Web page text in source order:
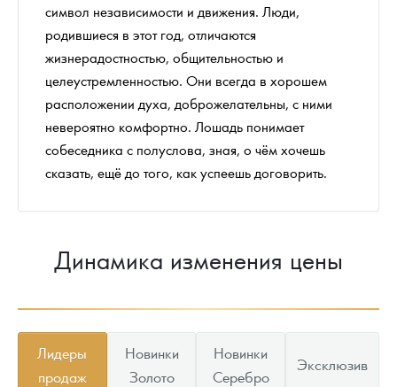
символ независимости и движения. Люди,
родившиеся в этот год, отличаются
жизнерадостностью, общительностью и
целеустремленностью. Они всегда в хорошем
расположении духа, доброжелательны, с ними
невероятно комфортно. Лошадь понимает
собеседника с полуслова, зная, о чём хочешь
сказать, ещё до того, как успеешь договорить.
Динамика изменения цены
Лидеры
продаж
Новинки
Золото
Новинки
Серебро
Эксклюзив